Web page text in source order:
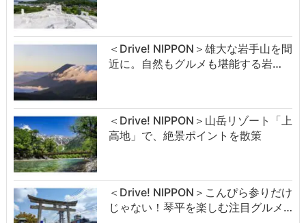
＜Drive! NIPPON＞雄大な岩手山を間
近に。自然もグルメも堪能する岩…
＜Drive! NIPPON＞山岳リゾート「上
高地」で、絶景ポイントを散策
＜Drive! NIPPON＞こんぴら参りだけ
じゃない！琴平を楽しむ注目グルメ…